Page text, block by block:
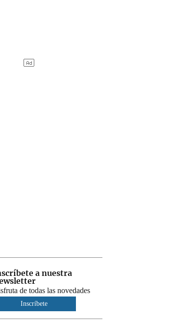
a nuestra
de todas las novedades
Inscríbete